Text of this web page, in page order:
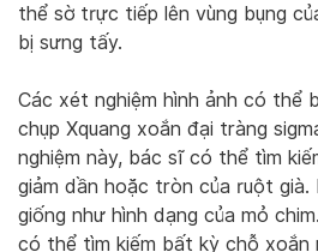
thể sờ trực tiếp lên vùng bụng
bị sưng tấy.
Các xét nghiệm hình ảnh có thể
chụp Xquang xoắn đại tràng
nghiệm này, bác sĩ có thể tìm
giảm dần hoặc tròn của ruột
giống như hình dạng của mỏ
có thể tìm kiếm bất kỳ chỗ xoắn